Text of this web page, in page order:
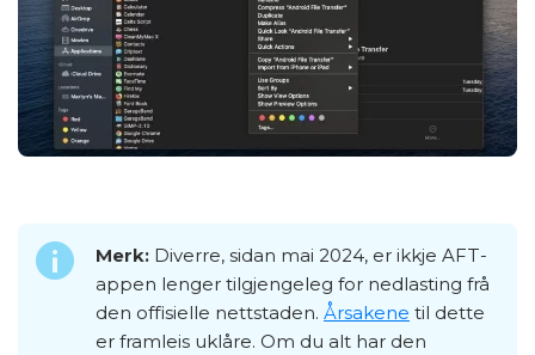
Merk: Diverre, sidan mai 2024, er ikkje AFT-
appen lenger tilgjengeleg for nedlasting frå
den offisielle nettstaden. Årsakene til dette
er framleis uklåre. Om du alt har den